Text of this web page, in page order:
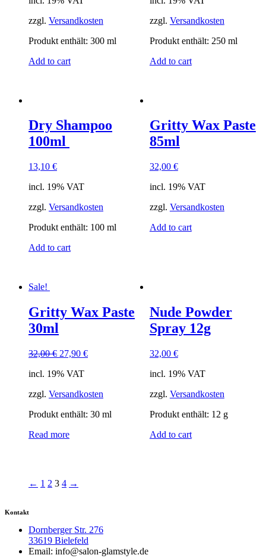
zzgl. Versandkosten
Produkt enthält: 300 ml
Add to cart
zzgl. Versandkosten
Produkt enthält: 250 ml
Add to cart
Dry Shampoo
100ml
13,10 €
incl. 19% VAT
zzgl. Versandkosten
Produkt enthält: 100 ml
Add to cart
Gritty Wax Paste
85ml
32,00 €
incl. 19% VAT
zzgl. Versandkosten
Add to cart
Sale!
Gritty Wax Paste
30ml
32,00€ 27,90 €
incl. 19% VAT
zzgl. Versandkosten
Produkt enthält: 30 ml
Read more
Nude Powder
Spray 12g
32,00 €
incl. 19% VAT
zzgl. Versandkosten
Produkt enthält: 12 g
Add to cart
← 1 2 3 4 →
Kontakt
Dornberger Str. 276
33619 Bielefeld
Email: info@salon-glamstyle.de